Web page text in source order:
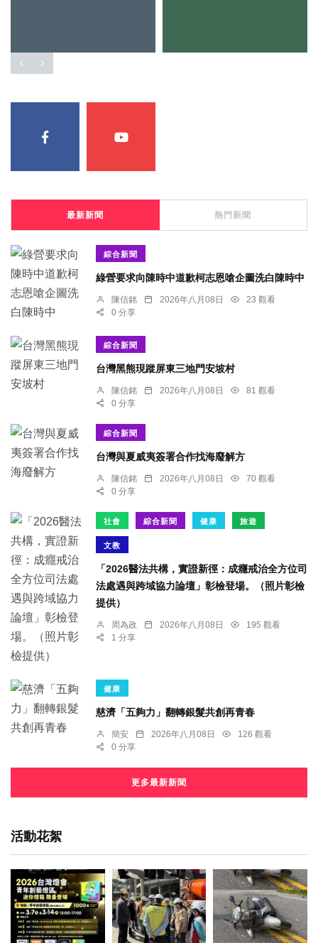
最新新聞 熱門新聞
綜合新聞
綠營要求向陳時中道歉柯志恩嗆企圖洗白陳時中
陳信銘 2026年八月08日
23 觀看
0 分享
綜合新聞
台灣黑熊現蹤屏東三地門安坡村
陳信銘 2026年八月08日
81 觀看
0 分享
綜合新聞
台灣與夏威夷簽署合作找海廢解方
陳信銘 2026年八月08日
70 觀看
0 分享
社會 綜合新聞 健康 旅遊
文教
「2026醫法共構，實證新徑：成癮戒治全方位司
法處遇與跨域協力論壇」彰檢登場。（照片彰檢
提供）
周為政 2026年八月08日
195 觀看
1 分享
健康
慈濟「五夠力」翻轉銀髮共創再青春
簡安 2026年八月08日
126 觀看
0 分享
更多最新新聞
活動花絮